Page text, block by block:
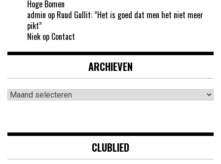
Hoge Bomen
admin op Ruud Gullit: ”Het is goed dat men het niet meer
pikt”
Niek op Contact
ARCHIEVEN
Archieven
CLUBLIED